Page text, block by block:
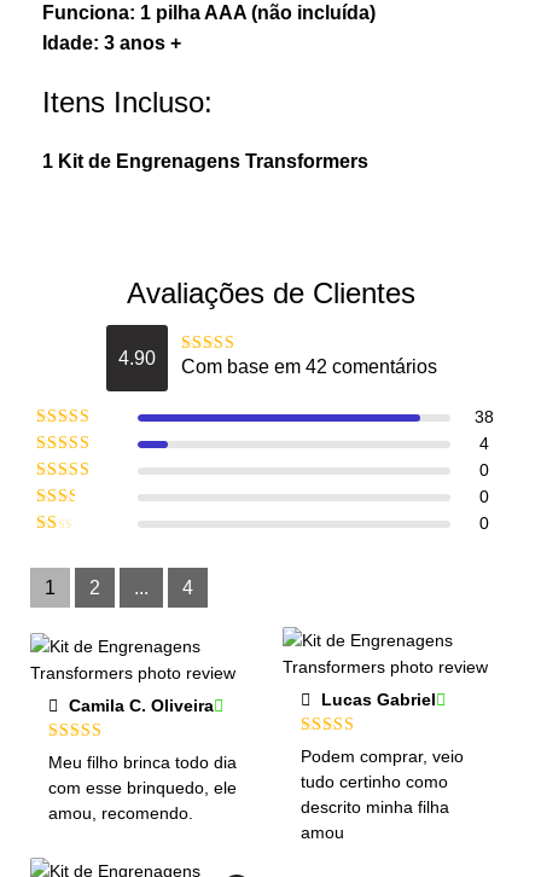
Funciona: 1 pilha AAA (não incluída)
Idade: 3 anos +
Itens Incluso:
1 Kit de Engrenagens Transformers
Avaliações de Clientes
4.90
Avaliação
Com base em 42 comentários
Avaliação
38
Avaliação
4
Avaliação
0
Avaliação
0
1
de
5
0
1 2 ... 4
Camila C. Oliveira
Avaliação
5
de 5
Meu filho brinca todo dia
com esse brinquedo, ele
amou, recomendo.
Lucas Gabriel
Avaliação
de 5
Podem comprar, veio
tudo certinho como
descrito minha filha
amou